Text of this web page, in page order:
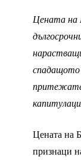
Цената на
спадащото
Цената на
признаци